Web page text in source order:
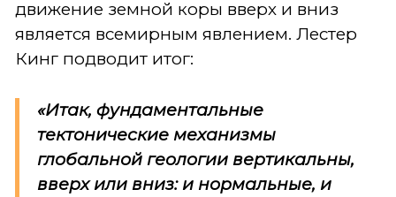
движение земной коры вверх и вниз
является всемирным явлением. Лестер
Кинг подводит итог:
«Итак, фундаментальные
тектонические механизмы
глобальной геологии вертикальны,
вверх или вниз: и нормальные, и